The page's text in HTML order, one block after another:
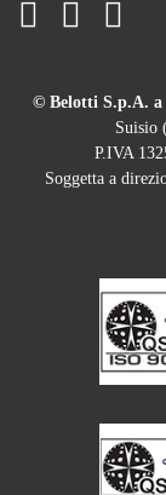
© Belotti S.p.A. a
Suisio
P.IVA
Soggetta a